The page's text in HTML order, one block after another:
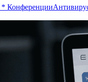
* Конференции